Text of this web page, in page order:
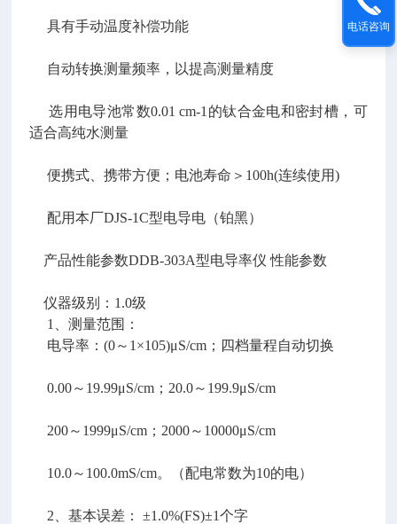
具有手动温度补偿功能
自动转换测量频率，以提高测量精度
选用电导池常数0.01 cm-1的钛合金电和密封槽，可
适合高纯水测量
便携式、携带方便；电池寿命＞100h(连续使用)
配用本厂DJS-1C型电导电（铂黑）
产品性能参数DDB-303A型电导率仪 性能参数
仪器级别：1.0级
1、测量范围：
电导率：(0～1×105)μS/cm；四档量程自动切换
0.00～19.99μS/cm；20.0～199.9μS/cm
200～1999μS/cm；2000～10000μS/cm
10.0～100.0mS/cm。（配电常数为10的电）
2、基本误差： ±1.0%(FS)±1个字
电话咨询